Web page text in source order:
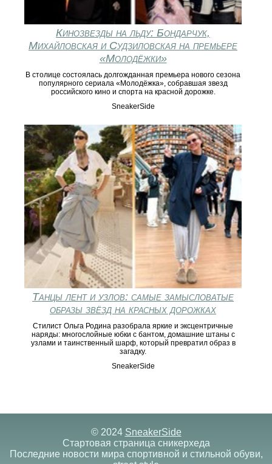
Кинозвезды на льду: Бондарчук,
Михайловская и Судзиловская на премьере
«Молодёжки»
В столице состоялась долгожданная премьера нового сезона
популярного сериала «Молодёжка», собравшая звезд
российского кино и спорта на красной дорожке.
SneakerSide
Танцы лент и узлов: самые замысловатые
образы звёзд на красных дорожках
Стилист Ольга Родина разобрала яркие и эксцентричные
наряды: многослойные юбки с бантом, домашние штаны с
узлами и таинственный шарф, который превратил образ в
загадку.
SneakerSide
© 2024 SneakerSide
Стартовая страница сникерхеда
Последние новости мира спортивной и стильной обуви,